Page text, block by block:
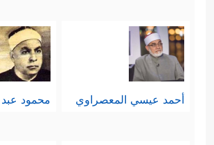
أحمد عيسي المعصراوي محمود